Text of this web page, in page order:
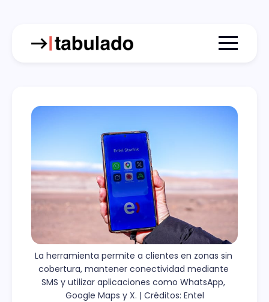
Menu
La herramienta permite a clientes en zonas sin
cobertura, mantener conectividad mediante
SMS y utilizar aplicaciones como WhatsApp,
Google Maps y X. | Créditos: Entel